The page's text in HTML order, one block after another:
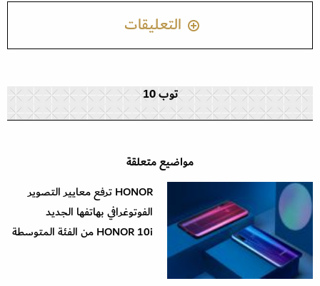
التعليقات
توب 10
مواضيع متعلقة
HONOR ترفع معايير التصوير
الفوتوغرافي بهاتفها الجديد
HONOR 10i من الفئة المتوسطة